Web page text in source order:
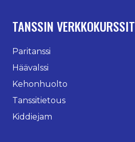
TANSSIN VERKKOKURSSIT
Paritanssi
Häävalssi
Kehonhuolto
Tanssitietous
Kiddiejam